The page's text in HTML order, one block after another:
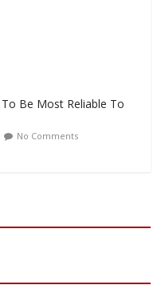
Be Most Reliable To
No Comments